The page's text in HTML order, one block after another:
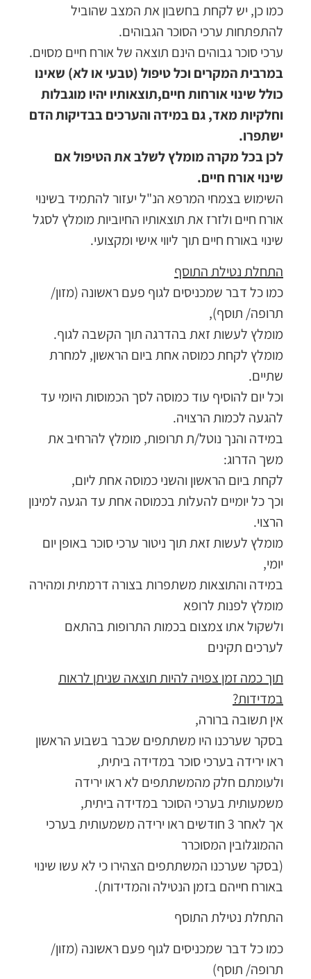
כמו כן, יש לקחת בחשבון את המצב שהוביל
להתפתחות ערכי הסוכר הגבוהים.
ערכי סוכר גבוהים הינם תוצאה של אורח חיים מסוים.
במרבית המקרים וכל טיפול (טבעי או לא) שאינו
כולל שינוי אורחות חיים,תוצאותיו יהיו מוגבלות
וחלקיות מאד, גם במידה והערכים בבדיקות הדם
ישתפרו.
לכן בכל מקרה מומלץ לשלב את הטיפול אם
שינוי אורח חיים.
השימוש בצמחי המרפא הנ"ל יעזור להתמיד בשינוי
אורח חיים ולזרז את תוצאותיו החיוביות מומלץ לסגל
שינוי באורח חיים תוך ליווי אישי ומקצועי.
התחלת נטילת התוסף
כמו כל דבר שמכניסים לגוף פעם ראשונה (מזון/
תרופה/ תוסף),
מומלץ לעשות זאת בהדרגה תוך הקשבה לגוף.
מומלץ לקחת כמוסה אחת ביום הראשון, למחרת
שתיים.
וכל יום להוסיף עוד כמוסה לסך הכמוסות היומי עד
להגעה לכמות הרצויה.
במידה והנך נוטל/ת תרופות, מומלץ להרחיב את
משך הדרוג:
לקחת ביום הראשון והשני כמוסה אחת ליום,
וכך כל יומיים להעלות בכמוסה אחת עד הגעה למינון
הרצוי.
מומלץ לעשות זאת תוך ניטור ערכי סוכר באופן יום
יומי,
במידה והתוצאות משתפרות בצורה דרמתית ומהירה
מומלץ לפנות לרופא
ולשקול אתו צמצום בכמות התרופות בהתאם
לערכים תקינים
תוך כמה זמן צפויה להיות תוצאה שניתן לראות
במדידות?
אין תשובה ברורה,
בסקר שערכנו היו משתתפים שכבר בשבוע הראשון
ראו ירידה בערכי סוכר במדידה ביתית,
ולעומתם חלק מהמשתתפים לא ראו ירידה
משמעותית בערכי הסוכר במדידה ביתית,
אך לאחר 3 חודשים ראו ירידה משמעותית בערכי
ההמוגלובין המסוכרר
(בסקר שערכנו המשתתפים הצהירו כי לא עשו שינוי
באורח חייהם בזמן הנטילה והמדידות).
התחלת נטילת התוסף
כמו כל דבר שמכניסים לגוף פעם ראשונה (מזון/
תרופה/ תוסף)